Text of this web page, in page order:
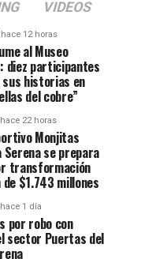
VIDEOS
hace 12 horas
al Museo
diez participantes
historias en
del cobre”
hace 22 horas
Monjitas
Serena se prepara
transformación
$1.743 millones
hace 1 día
por robo con
sector Puertas del